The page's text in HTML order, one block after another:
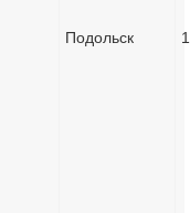
Подольск